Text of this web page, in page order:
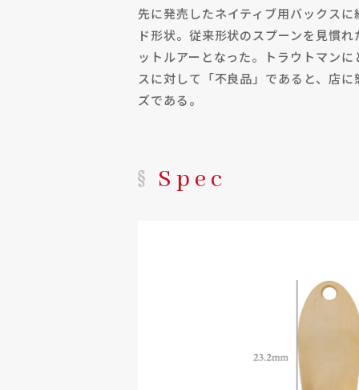
先に発売したネイティブ用バックス
ド形状。従来形状のスプーンを見慣
ットルアーとなった。トラウトマン
スに対して「不良品」であると、店
ズである。
Spec